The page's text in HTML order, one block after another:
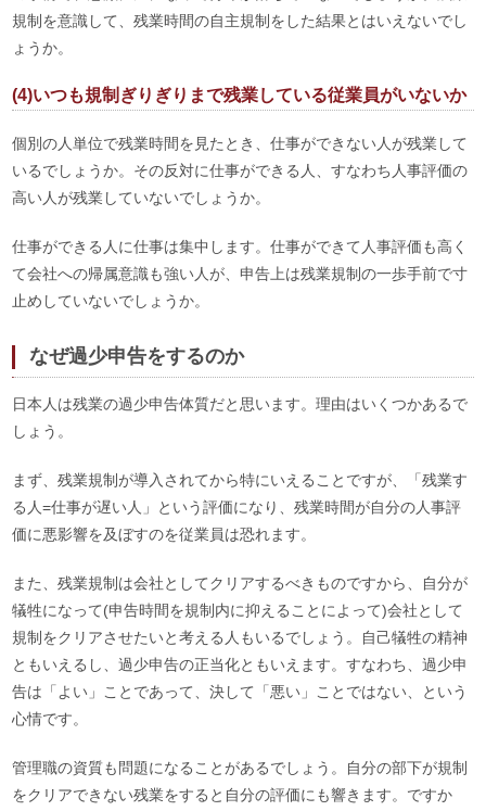
規制を意識して、残業時間の自主規制をした結果とはいえないでし
ょうか。
(4)いつも規制ぎりぎりまで残業している従業員がいないか
個別の人単位で残業時間を見たとき、仕事ができない人が残業して
いるでしょうか。その反対に仕事ができる人、すなわち人事評価の
高い人が残業していないでしょうか。
仕事ができる人に仕事は集中します。仕事ができて人事評価も高く
て会社への帰属意識も強い人が、申告上は残業規制の一歩手前で寸
止めしていないでしょうか。
なぜ過少申告をするのか
日本人は残業の過少申告体質だと思います。理由はいくつかあるで
しょう。
まず、残業規制が導入されてから特にいえることですが、「残業す
る人=仕事が遅い人」という評価になり、残業時間が自分の人事評
価に悪影響を及ぼすのを従業員は恐れます。
また、残業規制は会社としてクリアするべきものですから、自分が
犠牲になって(申告時間を規制内に抑えることによって)会社として
規制をクリアさせたいと考える人もいるでしょう。自己犠牲の精神
ともいえるし、過少申告の正当化ともいえます。すなわち、過少申
告は「よい」ことであって、決して「悪い」ことではない、という
心情です。
管理職の資質も問題になることがあるでしょう。自分の部下が規制
をクリアできない残業をすると自分の評価にも響きます。ですか